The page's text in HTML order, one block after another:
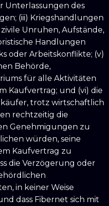
Unterlassungen des
(iii) Kriegshandlungen
Unruhen, Aufstände,
Handlungen
oder Arbeitskonflikte; (v)
Behörde,
für alle Aktivitäten
Kaufvertrag; und (vi) die
trotz wirtschaftlich
rechtzeitig die
Genehmigungen zu
würden, seine
Kaufvertrag zu
die Verzögerung oder
in keiner Weise
dass Fibernet sich mit